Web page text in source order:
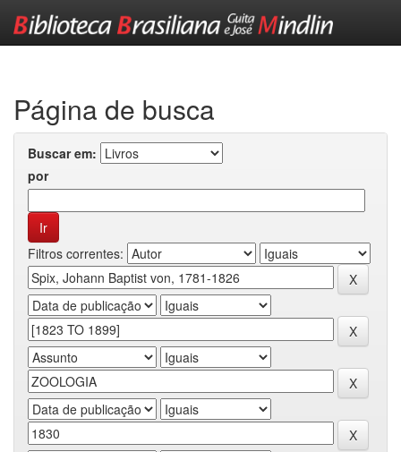
Página de busca
Buscar em:
por
Filtros correntes: